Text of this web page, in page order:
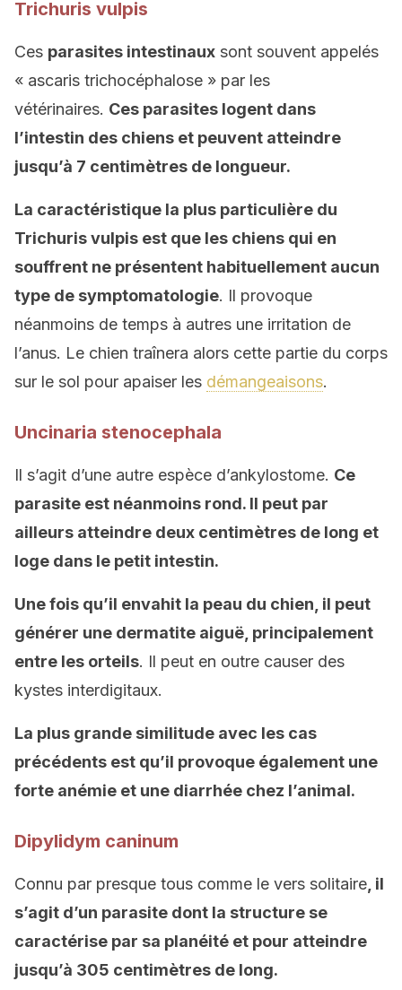
Trichuris vulpis
Ces parasites intestinaux sont souvent appelés
« ascaris trichocéphalose » par les
vétérinaires. Ces parasites logent dans
l’intestin des chiens et peuvent atteindre
jusqu’à 7 centimètres de longueur.
La caractéristique la plus particulière du
Trichuris vulpis est que les chiens qui en
souffrent ne présentent habituellement aucun
type de symptomatologie. Il provoque
néanmoins de temps à autres une irritation de
l’anus. Le chien traînera alors cette partie du corps
sur le sol pour apaiser les démangeaisons.
Uncinaria stenocephala
Il s’agit d’une autre espèce d’ankylostome. Ce
parasite est néanmoins rond. Il peut par
ailleurs atteindre deux centimètres de long et
loge dans le petit intestin.
Une fois qu’il envahit la peau du chien, il peut
générer une dermatite aiguë, principalement
entre les orteils. Il peut en outre causer des
kystes interdigitaux.
La plus grande similitude avec les cas
précédents est qu’il provoque également une
forte anémie et une diarrhée chez l’animal.
Dipylidym caninum
Connu par presque tous comme le vers solitaire , il
s’agit d’un parasite dont la structure se
caractérise par sa planéité et pour atteindre
jusqu’à 305 centimètres de long.